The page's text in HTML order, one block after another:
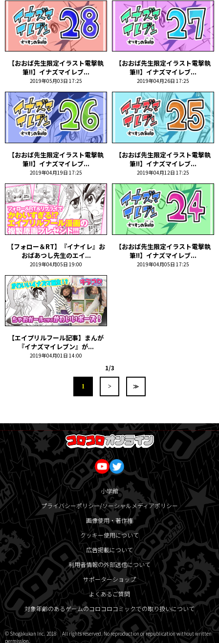
【おおば先生限定イラスト電撃執
筆!!】イナズマイレブ...
2019年05月03日 17:25
【おおば先生限定イラスト電撃執
筆!!】イナズマイレブ...
2019年04月26日 17:25
【おおば先生限定イラスト電撃執
筆!!】イナズマイレブ...
2019年04月19日 17:25
【おおば先生限定イラスト電撃執
筆!!】イナズマイレブ...
2019年04月12日 17:25
【フォロー＆RT】『イナイレ』お
おばあつし先生のエイ...
2019年04月05日 19:00
【おおば先生限定イラスト電撃執
筆!!】イナズマイレブ...
2019年04月05日 17:25
【エイプリルフール記事】まんが
『イナズマイレブン』が...
2019年04月01日 14:00
1/3
1 > ≫
小学館
プライバシーポリシー/ソーシャルメディアポリシー
画像使用・著作権
クッキー使用について
広告掲載について
利用者情報の外部送信について
サポーターショップ
よくあるご質問
対象年齢のあるゲームのコロコロコミックでの取り扱いについて
© Shogakukan Inc. 2018 All rights reserved. No reproduction or republication without written
permission.